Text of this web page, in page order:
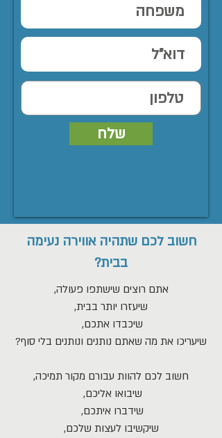
שלח
חשוב לכם שתהיה אווירה נעימה
בבית?
אתם רוצים שישתפו פעולה,
שיעזרו יותר בבית,
שיכבדו אתכם,
שיעריכו את מה שאתם נותנים ונותנים בלי סוף?
חשוב לכם להוות עבורם מקור תמיכה,
שיבואו אליכם,
שידברו איתכם,
שיקשיבו לעצות שלכם,